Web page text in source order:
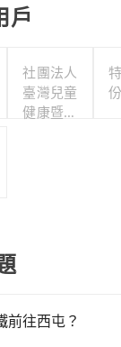
戶
社團法人
臺灣兒童
健康暨身
前往西屯？